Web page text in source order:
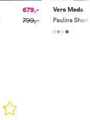
679,-
799,-
Vero Moda